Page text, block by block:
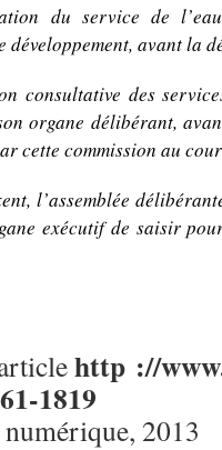
du service de
développement, avant la
consultative des
organe délibérant,
cette commission au
l’assemblée
exécutif de saisir
http ://
1819
2013